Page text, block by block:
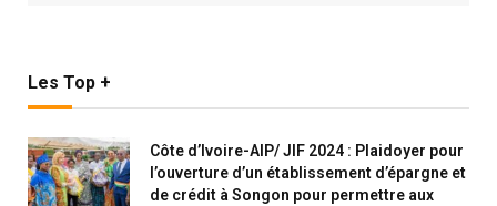
Les Top +
Côte d’Ivoire-AIP/ JIF 2024 : Plaidoyer pour
l’ouverture d’un établissement d’épargne et
de crédit à Songon pour permettre aux